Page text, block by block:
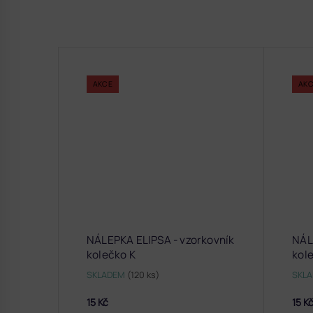
AKCE
NÁLEPKA ELIPSA - vzorkovník
kolečko K
SKLADEM (120 ks)
15 Kč 15 Kč